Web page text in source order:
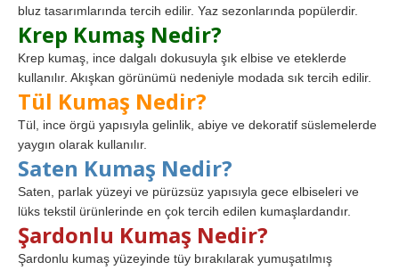
bluz tasarımlarında tercih edilir. Yaz sezonlarında popülerdir.
Krep Kumaş Nedir?
Krep kumaş, ince dalgalı dokusuyla şık elbise ve eteklerde
kullanılır. Akışkan görünümü nedeniyle modada sık tercih edilir.
Tül Kumaş Nedir?
Tül, ince örgü yapısıyla gelinlik, abiye ve dekoratif süslemelerde
yaygın olarak kullanılır.
Saten Kumaş Nedir?
Saten, parlak yüzeyi ve pürüzsüz yapısıyla gece elbiseleri ve
lüks tekstil ürünlerinde en çok tercih edilen kumaşlardandır.
Şardonlu Kumaş Nedir?
Şardonlu kumaş yüzeyinde tüy bırakılarak yumuşatılmış